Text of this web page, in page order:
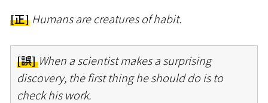
[正] Humans are creatures of habit.
[誤]When a scientist makes a surprising
discovery, the first thing he should do is to
check his work.